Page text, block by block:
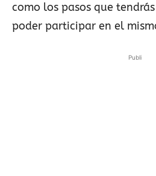
como los pasos que
poder participar en el
Publi